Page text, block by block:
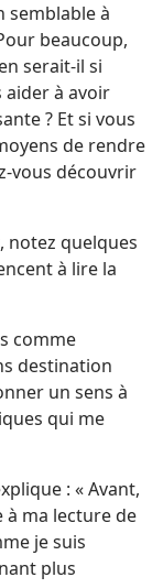
semblable à
beaucoup,
serait-​il si
aider à avoir
? Et si vous
de rendre
​vous découvrir
notez quelques
à lire la
comme
destination
un sens à
qui me
: « Avant,
à ma lecture de
je suis
plus